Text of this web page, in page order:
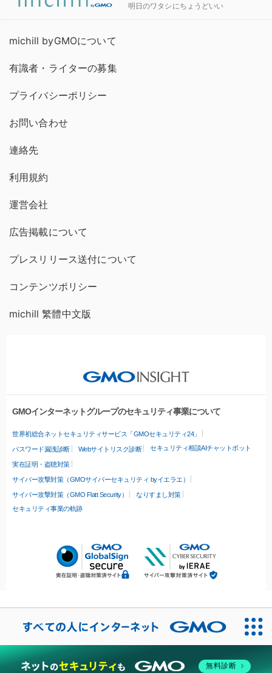
明日のワタシにちょうどいい
michill byGMOについて
有識者・ライターの募集
プライバシーポリシー
お問い合わせ
連絡先
利用規約
運営会社
広告掲載について
プレスリリース送付について
コンテンツポリシー
michill 繁體中文版
GMOインターネットグループのセキュリティ事業について
世界初総合ネットセキュリティサービス「GMOセキュリティ24」
パスワード漏洩診断 Webサイトリスク診断 セキュリティ相談AIチャットボット
実在証明・盗聴対策
サイバー攻撃対策（GMOサイバーセキュリティ byイエラエ）
サイバー攻撃対策（GMO Flatt Security）
なりすまし対策
セキュリティ事業の軌跡
無料診断